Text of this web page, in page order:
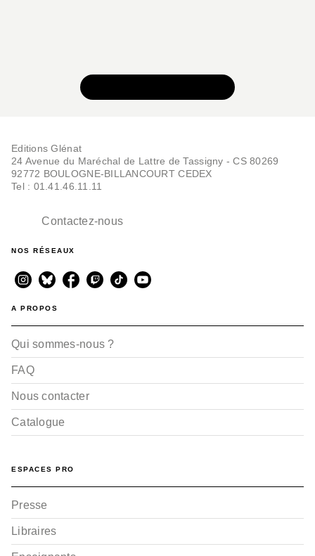
Editions Glénat
24 Avenue du Maréchal de Lattre de Tassigny - CS 80269
92772 BOULOGNE-BILLANCOURT CEDEX
Tel : 01.41.46.11.11
Contactez-nous
NOS RÉSEAUX
A PROPOS
Qui sommes-nous ?
FAQ
Nous contacter
Catalogue
ESPACES PRO
Presse
Libraires